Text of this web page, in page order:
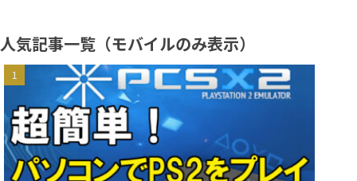
人気記事一覧（モバイルのみ表示）